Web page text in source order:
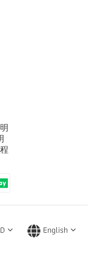
English